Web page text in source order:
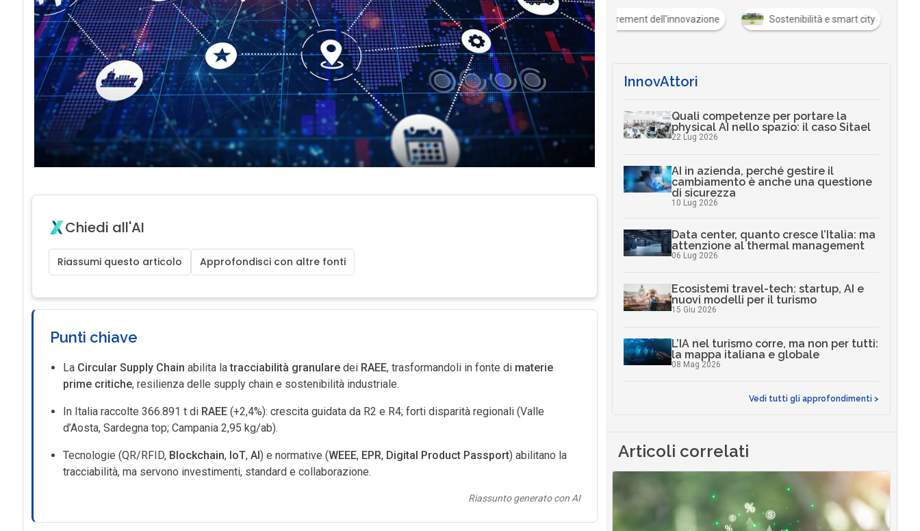
Chiedi all'AI
Riassumi questo articolo Approfondisci con altre fonti
Punti chiave
La Circular Supply Chain abilita latracciabilità granularedei RAEE, trasformandoli in fonte di materie
prime critiche, resilienza delle supply chain e sostenibilità industriale.
In Italia raccolte 366.891 t di RAEE(+2,4%): crescita guidata da R2 e R4; forti disparità regionali (Valle
d’Aosta, Sardegna top; Campania 2,95 kg/ab).
Tecnologie (QR/RFID, Blockchain, IoT, AI) e normative (WEEE, EPR, Digital Product Passport) abilitano la
tracciabilità, ma servono investimenti, standard e collaborazione.
Riassunto generato con AI
Procurement dell'innovazione Sostenibilità e smart city
InnovAttori
Quali competenze per portare la
physical AI nello spazio: il caso Sitael
22 Lug 2026
AI in azienda, perché gestire il
cambiamento è anche una questione
di sicurezza
10 Lug 2026
Data center, quanto cresce l’Italia: ma
attenzione al thermal management
06 Lug 2026
Ecosistemi travel-tech: startup, AI e
nuovi modelli per il turismo
15 Giu 2026
L’IA nel turismo corre, ma non per tutti:
la mappa italiana e globale
08 Mag 2026
Vedi tutti gli approfondimenti >
Articoli correlati